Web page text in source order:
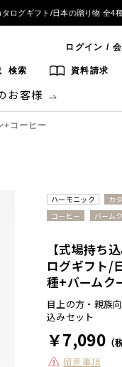
ログギフト/日本の贈り物 全4
ログイン /
検索 資料請求
お客様
+コーヒー
ハーモニック
カ
コーヒー
バーム
【式場持ち
ログギフト/
種+バームク
目上の方・親族
込みセット
￥7,090（
留意事項